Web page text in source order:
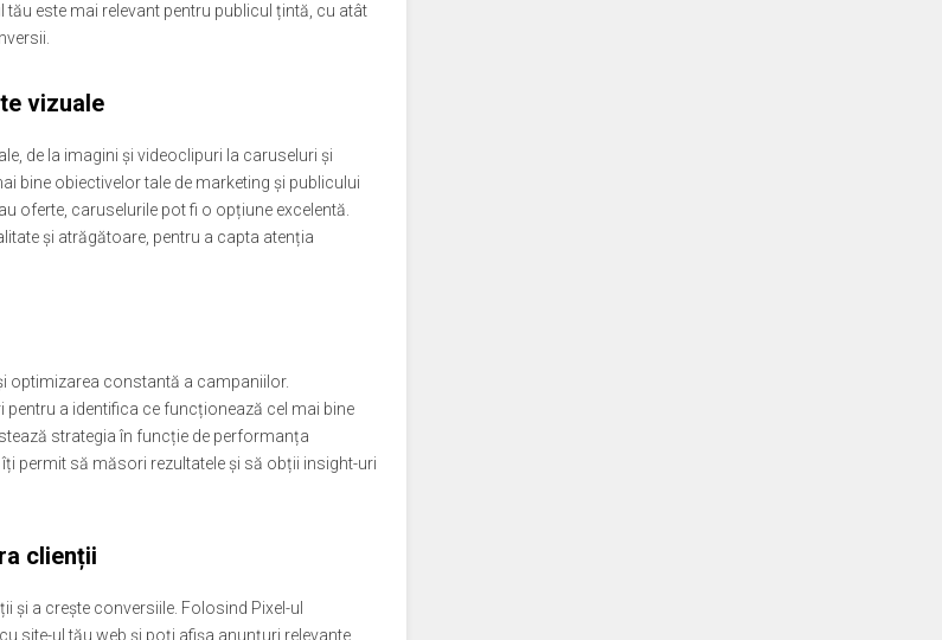
este mai relevant pentru publicul țintă, cu atât
vizuale
de la imagini și videoclipuri la caruseluri și
bine obiectivelor tale de marketing și publicului
oferte, caruselurile pot fi o opțiune excelentă.
și atrăgătoare, pentru a capta atenția
optimizarea constantă a campaniilor.
pentru a identifica ce funcționează cel mai bine
strategia în funcție de performanța
permit să măsori rezultatele și să obții insight-uri
clienții
și a crește conversiile. Folosind Pixel-ul
site-ul tău web și poți afișa anunțuri relevante